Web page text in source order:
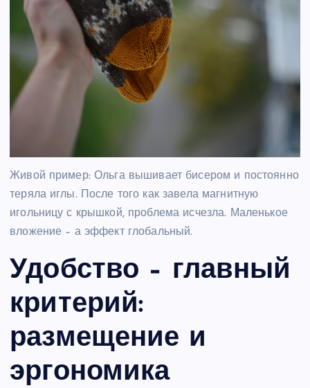
Живой пример: Ольга вышивает бисером и постоянно
теряла иглы. После того как завела магнитную
игольницу с крышкой, проблема исчезла. Маленькое
вложение – а эффект глобальный.
Удобство – главный
критерий:
размещение и
эргономика